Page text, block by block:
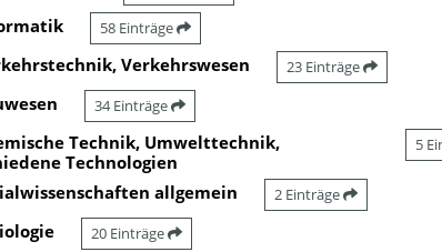
58 Einträge
Verkehrswesen 23 Einträge
34 Einträge
Technik, Umwelttechnik,
Technologien
5
allgemein 2 Einträge
20 Einträge